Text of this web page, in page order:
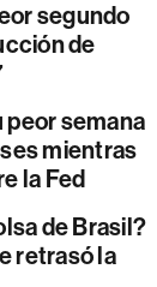
segundo
de
peor semana
mientras
la Fed
de Brasil?
retrasó la